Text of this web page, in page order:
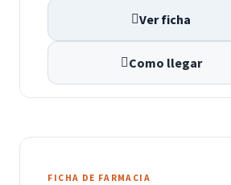
Ver ficha
Como llegar
FICHA DE FARMACIA